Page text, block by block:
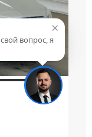
×
вопрос, я